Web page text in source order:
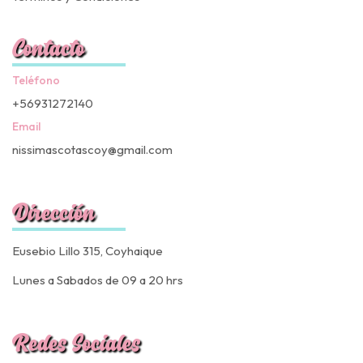
Contacto
Teléfono
+56931272140
Email
nissimascotascoy@gmail.com
Dirección
Eusebio Lillo 315, Coyhaique
Lunes a Sabados de 09 a 20 hrs
Redes Sociales